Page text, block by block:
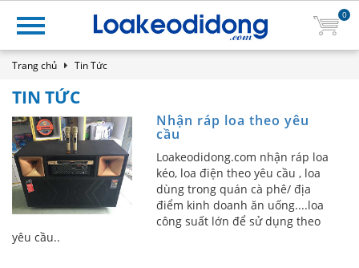
0
Trang chủ Tin Tức
TIN TỨC
Nhận ráp loa theo yêu
cầu
Loakeodidong.com nhận ráp loa
kéo, loa điện theo yêu cầu , loa
dùng trong quán cà phê/ địa
điểm kinh doanh ăn uống....loa
công suất lớn để sử dụng theo
yêu cầu..